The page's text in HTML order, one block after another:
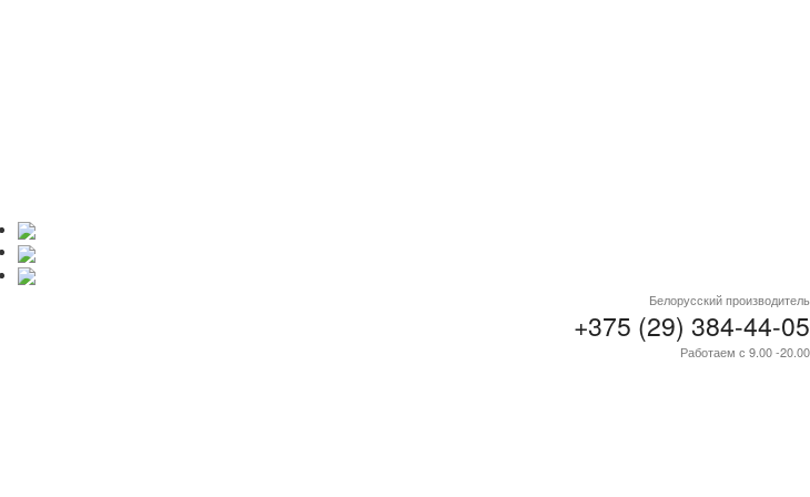
Белорусский производитель
+375 (29) 384-44-05
Работаем с 9.00 -20.00